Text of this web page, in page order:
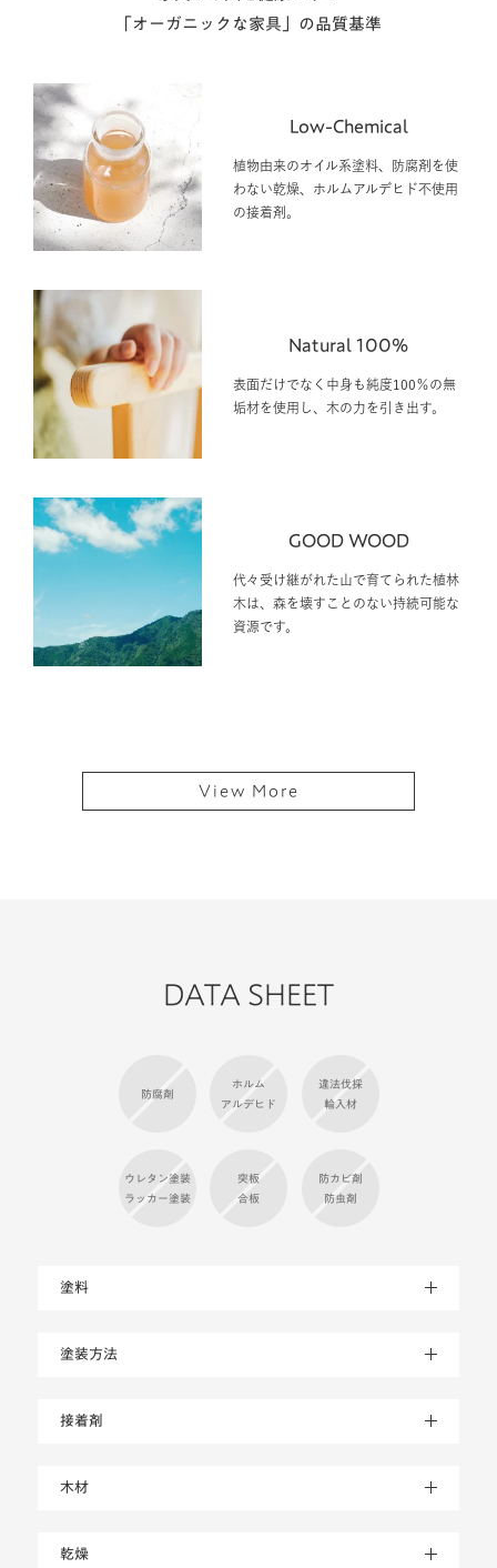
「オーガニックな家具」の品質基準
Low-Chemical
植物由来のオイル系塗料、防腐剤を使
わない乾燥、ホルムアルデヒド不使用
の接着剤。
Natural 100%
表面だけでなく中身も純度100％の無
垢材を使用し、木の力を引き出す。
GOOD WOOD
代々受け継がれた山で育てられた植林
木は、森を壊すことのない持続可能な
資源です。
View More
DATA SHEET
防腐剤
ホルム
アルデヒド
違法伐採
輸入材
ウレタン塗装
ラッカー塗装
突板
合板
防カビ剤
防虫剤
塗料
塗装方法
接着剤
木材
乾燥